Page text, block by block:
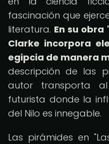
fascinación que
literatura. En su obra
Clarke incorpora
egipcia de manera
descripción de las
autor transporta
futurista donde la
del Nilo es innegable.
Las pirámides en